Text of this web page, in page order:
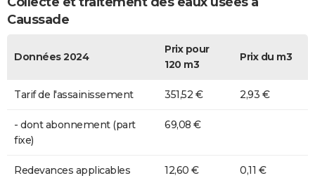
Caussade
Données 2024
Prix pour
120 m3
Prix du m3
Tarif de l'assainissement 351,52 € 2,93 €
- dont abonnement (part
fixe)
69,08 €
Redevances applicables
12,60 € 0,11 €